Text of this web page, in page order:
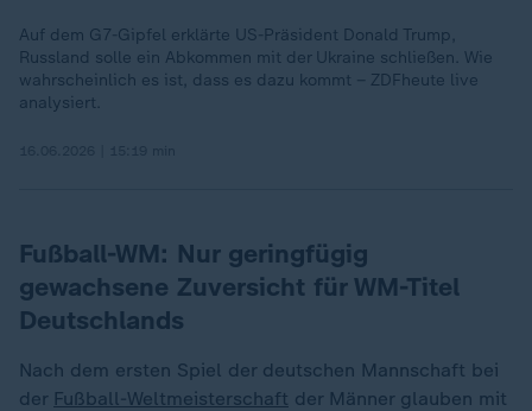
Auf dem G7-Gipfel erklärte US-Präsident Donald Trump,
Russland solle ein Abkommen mit der Ukraine schließen. Wie
wahrscheinlich es ist, dass es dazu kommt – ZDFheute live
analysiert.
Fußball-WM: Nur geringfügig
gewachsene Zuversicht für WM-Titel
Deutschlands
Nach dem ersten Spiel der deutschen Mannschaft bei
der Fußball-Weltmeisterschaft der Männer glauben mit